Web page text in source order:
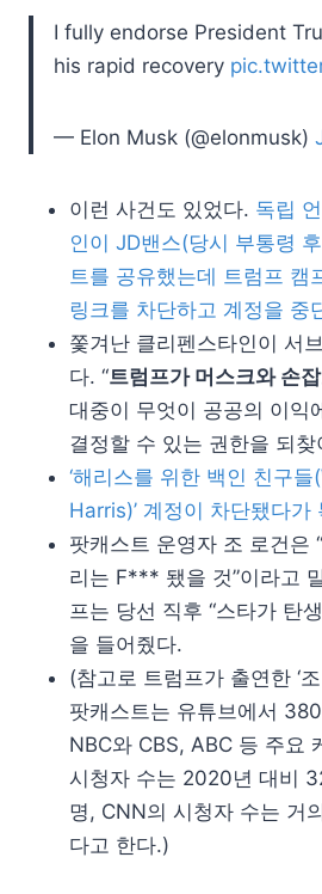
I fully endorse President
his rapid recovery
— Elon Musk (@elonmusk)
이런 사건도 있었다. 독립
인이 JD밴스(당시 부통령
트를 공유했는데 트럼프 캠
링크를 차단하고 계정을 중
쫓겨난 클리펜스타인이 서
다. “트럼프가 머스크와 손
대중이 무엇이 공공의 이익
결정할 수 있는 권한을 되찾
‘해리스를 위한 백인 친구
Harris)’ 계정이 차단됐다가
팟캐스트 운영자 조 로건은
리는 F*** 됐을 것”이라고
프는 당선 직후 “스타가 탄
을 들어줬다.
(참고로 트럼프가 출연한 ‘
팟캐스트는 유튜브에서
NBC와 CBS, ABC 등 주요
시청자 수는 2020년 대비
명, CNN의 시청자 수는 거
다고 한다.)